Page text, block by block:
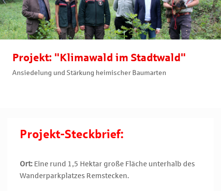
Projekt: "Klimawald im Stadtwald"
Ansiedelung und Stärkung heimischer Baumarten
Projekt-Steckbrief:
Ort: Eine rund 1,5 Hektar große Fläche unterhalb des
Wanderparkplatzes Remstecken.